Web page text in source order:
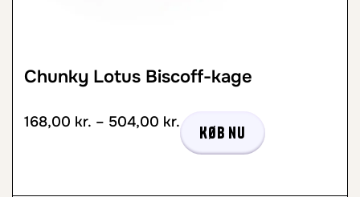
Chunky Lotus Biscoff-kage
168,00 kr. – 504,00 kr.
Køb nu